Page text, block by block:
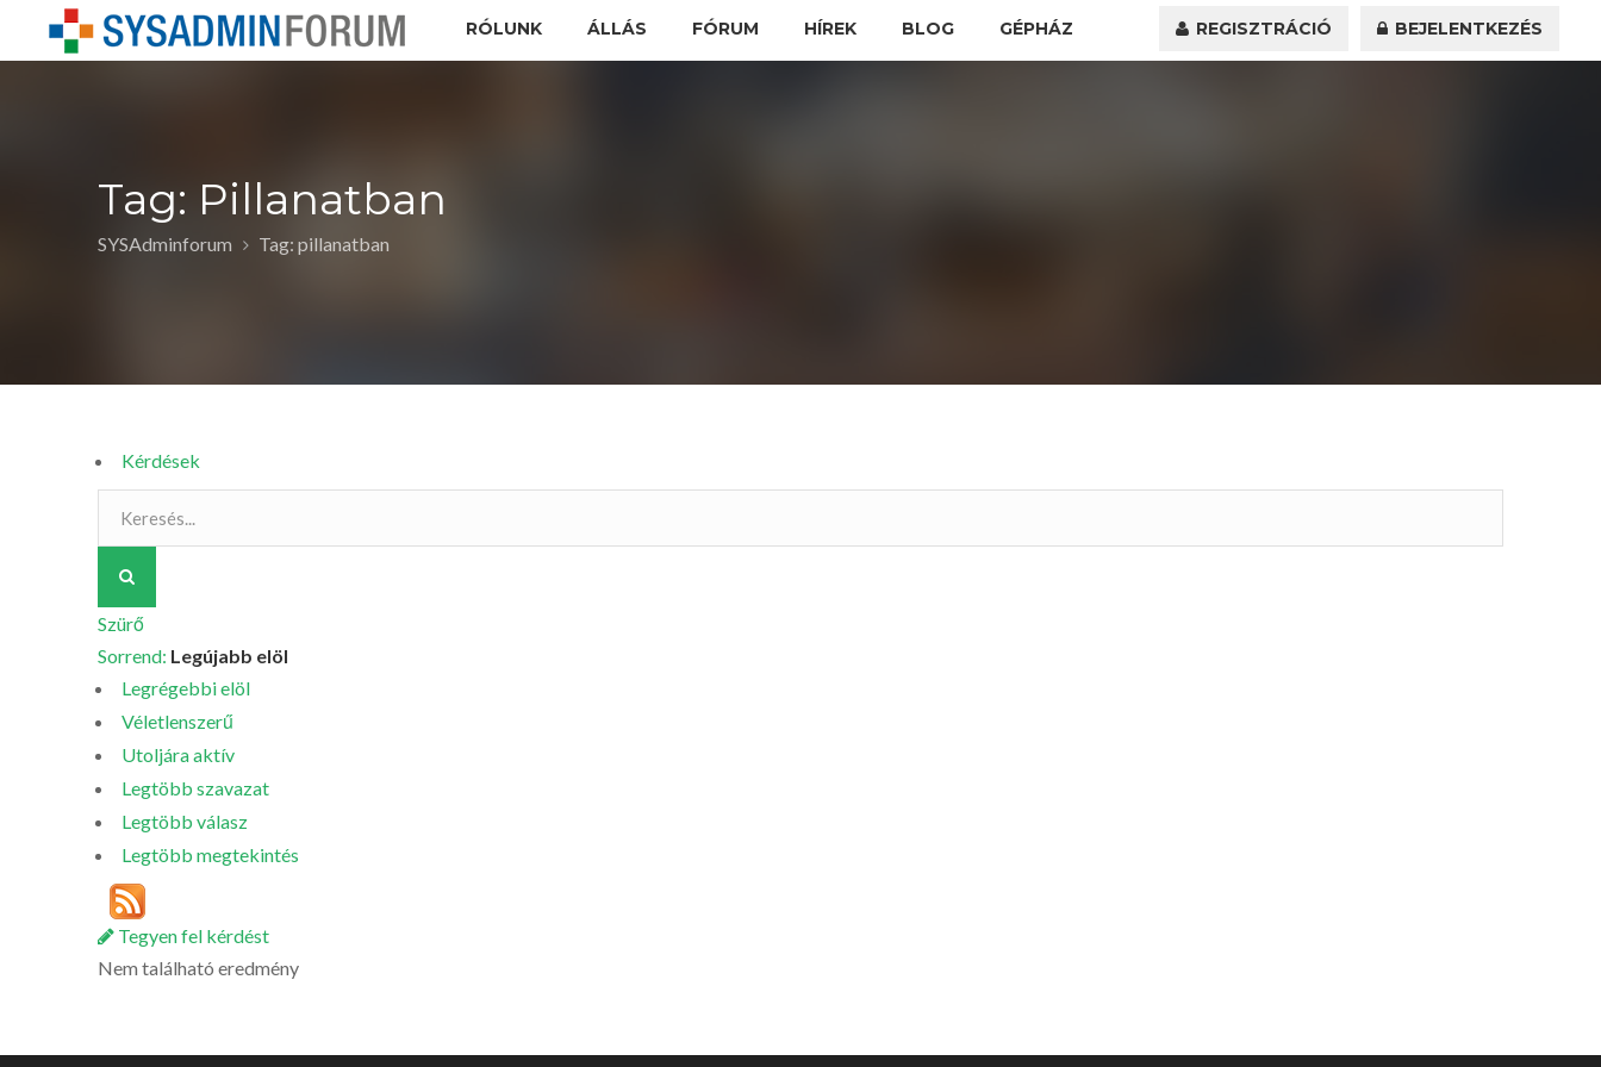
RÓLUNK ÁLLÁS FÓRUM HÍREK BLOG GÉPHÁZ REGISZTRÁCIÓ BEJELENTKEZÉS
Tag: Pillanatban
SYSAdminforum Tag: pillanatban
Kérdések
Szürő
Sorrend: Legújabb elöl
Legrégebbi elöl
Véletlenszerű
Utoljára aktív
Legtöbb szavazat
Legtöbb válasz
Legtöbb megtekintés
Tegyen fel kérdést
Nem található eredmény